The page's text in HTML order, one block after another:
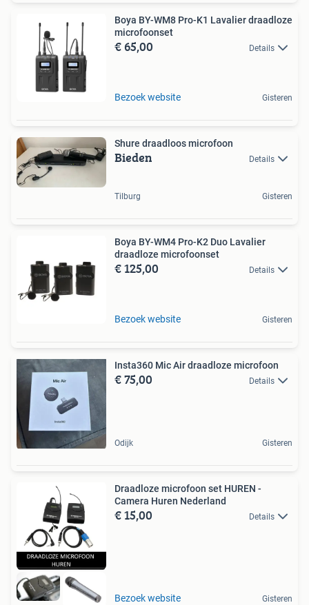
Boya BY-WM8 Pro-K1 Lavalier draadloze
microfoonset
€ 65,00 Details
Bezoek website Gisteren
Shure draadloos microfoon
Bieden Details
Tilburg Gisteren
Boya BY-WM4 Pro-K2 Duo Lavalier
draadloze microfoonset
€ 125,00 Details
Bezoek website Gisteren
Insta360 Mic Air draadloze microfoon
€ 75,00 Details
Odijk Gisteren
Draadloze microfoon set HUREN -
Camera Huren Nederland
€ 15,00 Details
Bezoek website Gisteren